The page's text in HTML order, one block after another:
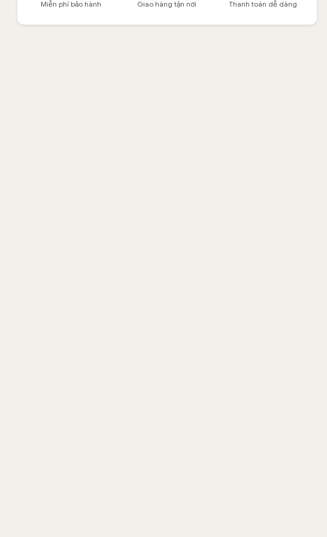
Miễn phí bảo hành Giao hàng tận nơi Thanh toán dễ dàng